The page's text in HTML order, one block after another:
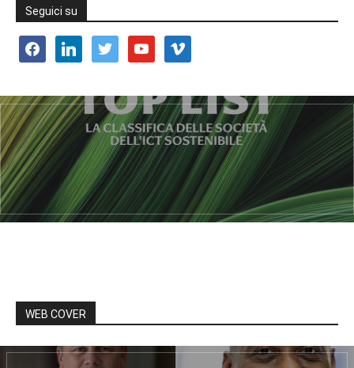
Seguici su
facebooklinkedin twitter youtube vimeo
WEB COVER